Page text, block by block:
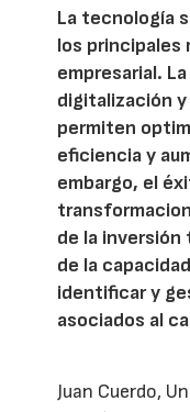
La tecnología
los principales
empresarial.
digitalización
permiten
eficiencia y
embargo, el
de la
de la
identificar y
asociados al
Juan Cuerdo,